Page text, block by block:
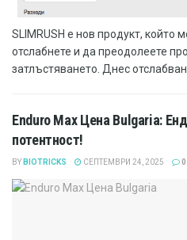
SLIMRUSH е нов продукт, който
отслабнете и да преодолеете
затлъстяването. Днес
Enduro Max Цена Bulgaria:
потентност!
BY BIOTRICKS СЕПТЕМВРИ 24, 2025 0